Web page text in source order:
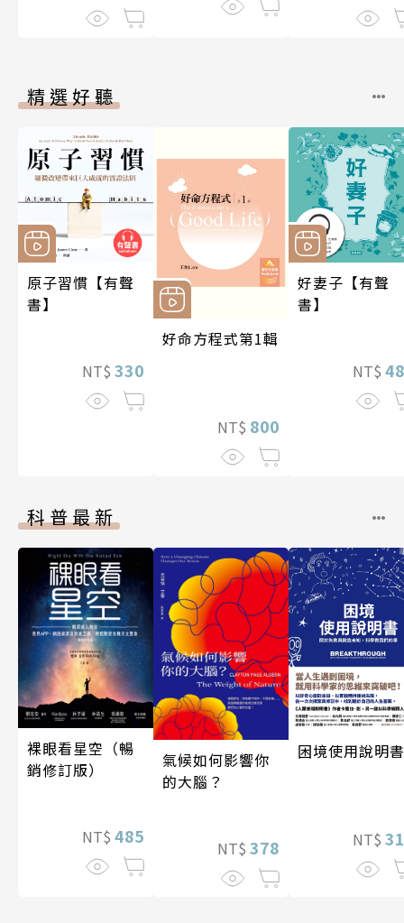
精選好聽
原子習慣【有聲
書】
NT$ 330
好命方程式第1輯
NT$ 800
好妻子【有聲
書】
NT$
科普最新
裸眼看星空（暢
銷修訂版）
NT$ 485
氣候如何影響你
的大腦？
NT$ 378
困境使用說明書
NT$